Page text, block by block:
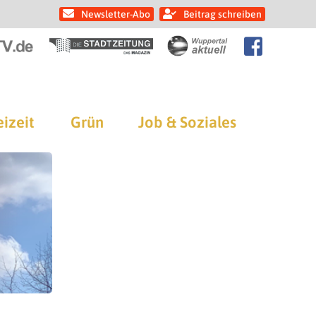
Newsletter-Abo Beitrag schreiben
Grün Job & Soziales